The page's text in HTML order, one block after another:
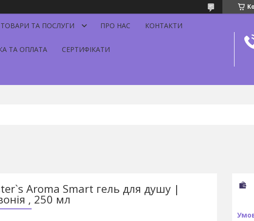
ТОВАРИ ТА ПОСЛУГИ ПРО НАС КОНТАКТИ
ТА ОПЛАТА СЕРТИФІКАТИ
Aroma Smart гель для душу |
, 250 мл